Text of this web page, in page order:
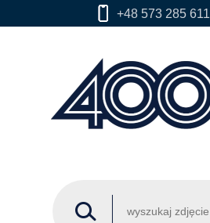
+48 573 285 611